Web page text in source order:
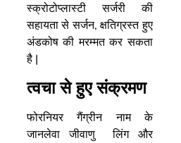
स्क्रोटोप्लास्टी सर्जरी की
सहायता से सर्जन, क्षतिग्रस्त हुए
अंडकोष की मरम्मत कर सकता
है |
त्वचा से हुए संक्रमण
फोरनियर गैंग्रीन नाम के
जानलेवा जीवाणु लिंग और